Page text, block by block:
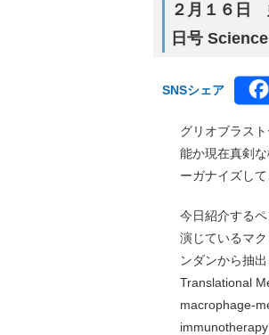
２月１６日
日号
SNSシェア
グリオブラス
能か現在真剣
ーガナイズし
今日紹介する
演じているマ
ンダンから抽
Translational
macrophage-